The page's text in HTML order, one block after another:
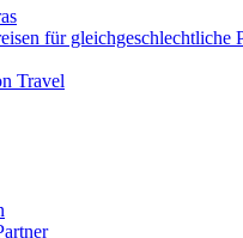
für gleichgeschlechtliche
Travel